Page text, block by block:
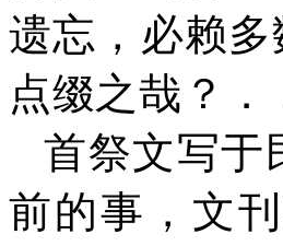
遗忘，必赖
点缀之哉？
首祭文写于
前的事，文